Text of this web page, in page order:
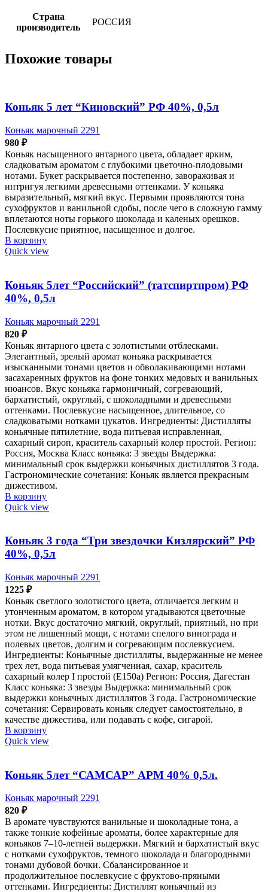
Страна
производитель
РОССИЯ
Похожие товары
Коньяк 5 лет “Киновский” РФ 40%, 0,5л
Коньяк марочный 2291
980 ₽
Коньяк насыщенного янтарного цвета, обладает ярким,
сладковатым ароматом с глубокими цветочно-плодовыми
нотами. Букет раскрывается постепенно, завораживая и
интригуя легкими древесными оттенками. У коньяка
выразительный, мягкий вкус. Первыми проявляются тона
сухофруктов и ванильной сдобы, после чего в сложную гамму
вплетаются ноты горького шоколада и каленых орешков.
Послевкусие приятное, насыщенное и долгое.
В корзину
Quick view
Коньяк 5лет “Российский” (татспиртпром) РФ
40%, 0,5л
Коньяк марочный 2291
820 ₽
Коньяк янтарного цвета с золотистыми отблесками.
Элегантный, зрелый аромат коньяка раскрывается
изысканными тонами цветов и обволакивающими нотами
засахаренных фруктов на фоне тонких медовых и ванильных
нюансов. Вкус коньяка гармоничный, согревающий,
бархатистый, округлый, с шоколадными и древесными
оттенками. Послевкусие насыщенное, длительное, со
сладковатыми нотками цукатов. Ингредиенты: Дистилляты
коньячные пятилетние, вода питьевая исправленная,
сахарный сироп, краситель сахарный колер простой. Регион:
Россия, Москва Класс коньяка: 3 звезды Выдержка:
минимальный срок выдержки коньячных дистиллятов 3 года.
Гастрономические сочетания: Коньяк является прекрасным
дижестивом.
В корзину
Quick view
Коньяк 3 года “Три звездочки Кизлярский” РФ
40%, 0,5л
Коньяк марочный 2291
1225 ₽
Коньяк светлого золотистого цвета, отличается легким и
утонченным ароматом, в котором угадываются цветочные
нотки. Вкус достаточно мягкий, округлый, приятный, но при
этом не лишенный мощи, с нотами спелого винограда и
полевых цветов, долгим и согревающим послевкусием.
Ингредиенты: Коньячные дистилляты, выдержанные не менее
трех лет, вода питьевая умягченная, сахар, краситель
сахарный колер I простой (Е150а) Регион: Россия, Дагестан
Класс коньяка: 3 звезды Выдержка: минимальный срок
выдержки коньячных дистиллятов 3 года. Гастрономические
сочетания: Сервировать коньяк следует самостоятельно, в
качестве дижестива, или подавать с кофе, сигарой.
В корзину
Quick view
Коньяк 5лет “САМСАР” АРМ 40% 0,5л.
Коньяк марочный 2291
820 ₽
В аромате чувствуются ванильные и шоколадные тона, а
также тонкие кофейные ароматы, более характерные для
коньяков 7–10-летней выдержки. Мягкий и бархатистый вкус
с нотками сухофруктов, темного шоколада и благородными
тонами дубовой бочки. Сбалансированное и
продолжительное послевкусие с фруктово-пряными
оттенками. Ингредиенты: Дистиллят коньячный из